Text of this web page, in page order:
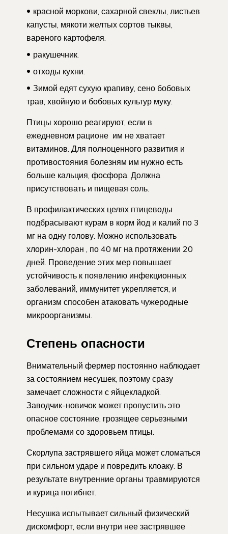
красной моркови, сахарной свеклы, листьев
капусты, мякоти желтых сортов тыквы,
вареного картофеля.
ракушечник.
отходы кухни.
Зимой едят сухую крапиву, сено бобовых
трав, хвойную и бобовых культур муку.
Птицы хорошо реагируют, если в
ежедневном рационе им не хватает
витаминов. Для полноценного развития и
противостояния болезням им нужно есть
больше кальция, фосфора. Должна
присутствовать и пищевая соль.
В профилактических целях птицеводы
подбрасывают курам в корм йод и калий по 3
мг на одну голову. Можно использовать
хлорин-хлоран , по 40 мг на протяжении 20
дней. Проведение этих мер повышает
устойчивость к появлению инфекционных
заболеваний, иммунитет укрепляется, и
организм способен атаковать чужеродные
микроорганизмы.
Степень опасности
Внимательный фермер постоянно наблюдает
за состоянием несушек, поэтому сразу
замечает сложности с яйцекладкой.
Заводчик-новичок может пропустить это
опасное состояние, грозящее серьезными
проблемами со здоровьем птицы.
Скорлупа застрявшего яйца может сломаться
при сильном ударе и повредить клоаку. В
результате внутренние органы травмируются
и курица погибнет.
Несушка испытывает сильный физический
дискомфорт, если внутри нее застрявшее